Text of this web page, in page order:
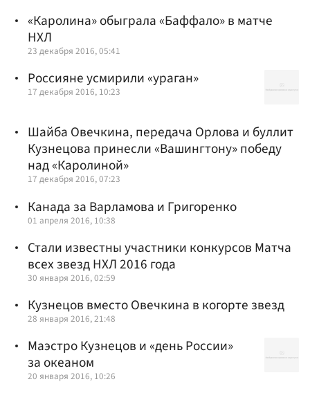
«Каролина» обыграла «Баффало» в матче
НХЛ
23 декабря 2016, 05:41
Россияне усмирили «ураган»
17 декабря 2016, 10:23
Шайба Овечкина, передача Орлова и буллит
Кузнецова принесли «Вашингтону» победу
над «Каролиной»
17 декабря 2016, 07:23
Канада за Варламова и Григоренко
01 апреля 2016, 10:38
Стали известны участники конкурсов Матча
всех звезд НХЛ 2016 года
30 января 2016, 02:59
Кузнецов вместо Овечкина в когорте звезд
28 января 2016, 21:48
Маэстро Кузнецов и «день России»
за океаном
20 января 2016, 10:26